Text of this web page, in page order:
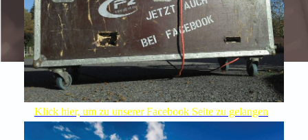
Klick hier, um zu unserer Facebook Seite zu gelangen